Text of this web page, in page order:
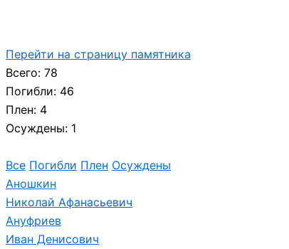
Перейти на страницу памятника
Всего: 78
Погибли: 46
Плен: 4
Осуждены: 1
Все Погибли Плен Осуждены
Аношкин
Николай Афанасьевич
Ануфриев
Иван Денисович